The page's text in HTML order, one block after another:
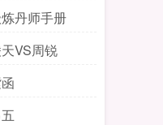
丹师手册
VS周锐